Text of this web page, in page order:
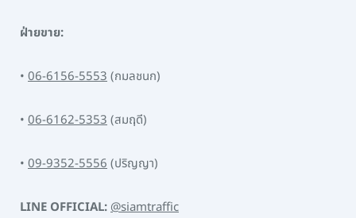
ฝ่ายขาย:
• 06-6156-5553(กมลชนก)
• 06-6162-5353(สมฤดี)
• 09-9352-5556(ปริญญา)
LINE OFFICIAL:@siamtraffic